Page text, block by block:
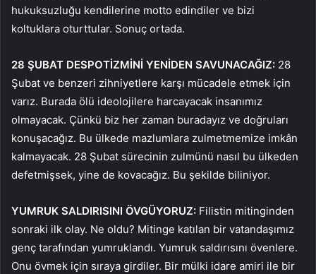
hukuksuzluğu kendilerine motto edindiler ve bizi
koltuklara oturttular. Sonuç ortada.
28 ŞUBAT DESPOTİZMİNİ YENİDEN SAVUNACAĞIZ: 28
Şubat ve benzeri zihniyetlere karşı mücadele etmek için
varız. Burada ölü ideolojilere harcayacak insanımız
olmayacak. Çünkü biz her zaman buradayız ve doğruları
konuşacağız. Bu ülkede mazlumlara zulmetmemize imkân
kalmayacak. 28 Şubat sürecinin zulmünü nasıl bu ülkeden
defetmişsek, yine de kovacağız. Bu şekilde biliniyor.
YUMRUK SALDIRISINI ÖVGÜYORUZ: Filistin mitinginden
sonraki ilk olay. Ne oldu? Mitinge katılan bir vatandaşımız
genç tarafından yumruklandı. Yumruk saldırısını övenlere.
Onu övmek için sıraya girdiler. Bir mülki idare amiri ile bir